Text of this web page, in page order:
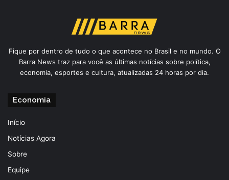
Fique por dentro de tudo o que acontece no Brasil e no mundo. O
Barra News traz para você as últimas notícias sobre política,
economia, esportes e cultura, atualizadas 24 horas por dia.
Economia
Início
Notícias Agora
Sobre
Equipe